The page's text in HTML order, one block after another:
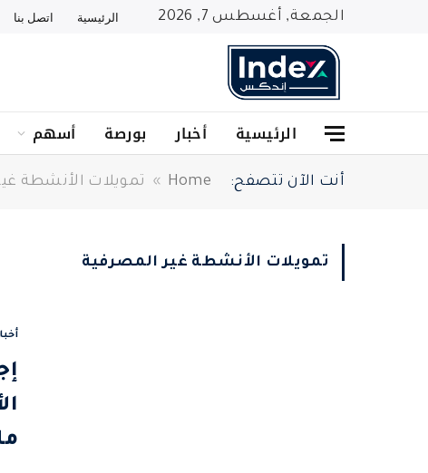
الجمعة, أغسطس 7, 2026 الرئيسية اتصل بنا
الرئيسية أخبار بورصة أسهم
أنت الآن تتصفح: Home
» تمويلات الأنشطة
تمويلات الأنشطة غير المصرفية